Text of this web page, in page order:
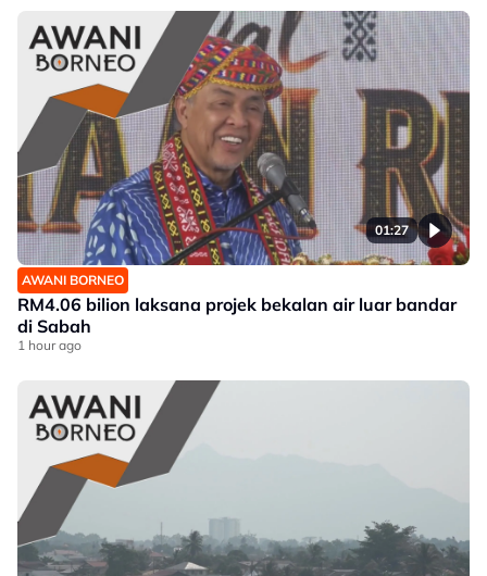
01:27
AWANI BORNEO
RM4.06 bilion laksana projek bekalan air luar bandar
di Sabah
1 hour ago